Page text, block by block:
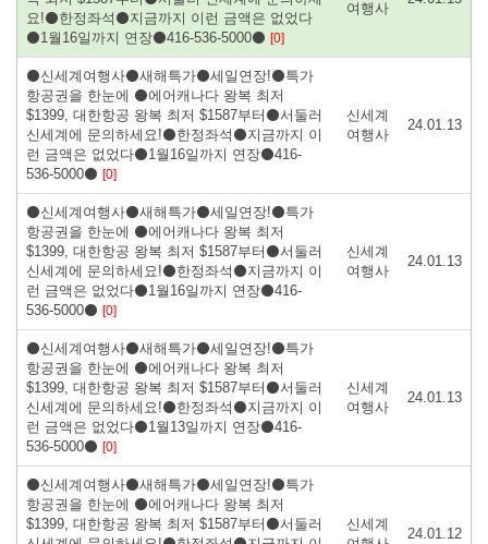
요!⚫한정좌석⚫지금까지 이런 금액은 없었다
⚫1월16일까지 연장⚫416-536-5000⚫ [0]
여행사
⚫신세계여행사⚫새해특가⚫세일연장!⚫특가
항공권을 한눈에 ⚫에어캐나다 왕복 최저
$1399, 대한항공 왕복 최저 $1587부터⚫서둘러
신세계에 문의하세요!⚫한정좌석⚫지금까지 이
런 금액은 없었다⚫1월16일까지 연장⚫416-
536-5000⚫ [0]
신세계
여행사
24.01.13
⚫신세계여행사⚫새해특가⚫세일연장!⚫특가
항공권을 한눈에 ⚫에어캐나다 왕복 최저
$1399, 대한항공 왕복 최저 $1587부터⚫서둘러
신세계에 문의하세요!⚫한정좌석⚫지금까지 이
런 금액은 없었다⚫1월16일까지 연장⚫416-
536-5000⚫ [0]
신세계
여행사
24.01.13
⚫신세계여행사⚫새해특가⚫세일연장!⚫특가
항공권을 한눈에 ⚫에어캐나다 왕복 최저
$1399, 대한항공 왕복 최저 $1587부터⚫서둘러
신세계에 문의하세요!⚫한정좌석⚫지금까지 이
런 금액은 없었다⚫1월13일까지 연장⚫416-
536-5000⚫ [0]
신세계
여행사
24.01.13
⚫신세계여행사⚫새해특가⚫세일연장!⚫특가
항공권을 한눈에 ⚫에어캐나다 왕복 최저
$1399, 대한항공 왕복 최저 $1587부터⚫서둘러
신세계
24.01.12